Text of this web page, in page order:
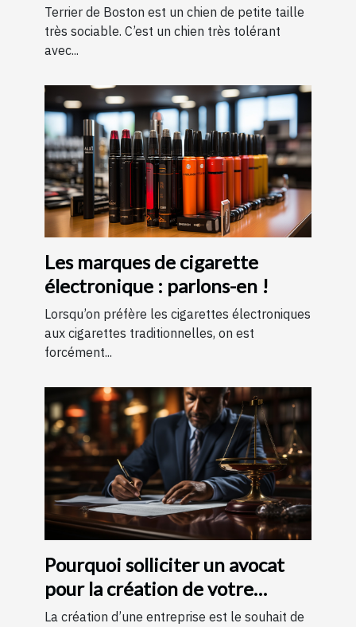
Terrier de Boston est un chien de petite taille
très sociable. C’est un chien très tolérant
avec...
Les marques de cigarette
électronique : parlons-en !
Lorsqu’on préfère les cigarettes électroniques
aux cigarettes traditionnelles, on est
forcément...
Pourquoi solliciter un avocat
pour la création de votre
entreprise ?
La création d’une entreprise est le souhait de